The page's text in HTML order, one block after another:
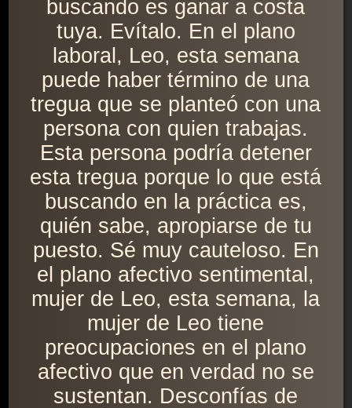
buscando es ganar a costa
tuya. Evítalo. En el plano
laboral, Leo, esta semana
puede haber término de una
tregua que se planteó con una
persona con quien trabajas.
Esta persona podría detener
esta tregua porque lo que está
buscando en la práctica es,
quién sabe, apropiarse de tu
puesto. Sé muy cauteloso. En
el plano afectivo sentimental,
mujer de Leo, esta semana, la
mujer de Leo tiene
preocupaciones en el plano
afectivo que en verdad no se
sustentan. Desconfías de